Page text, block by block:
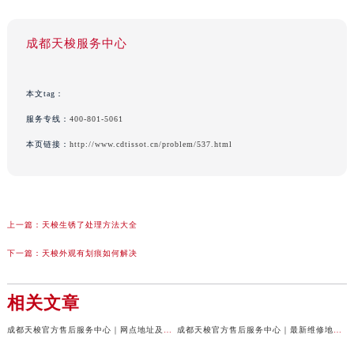
成都天梭服务中心
本文tag：
服务专线： 400-801-5061
本页链接： http://www.cdtissot.cn/problem/537.html
上一篇： 天梭生锈了处理方法大全
下一篇： 天梭外观有划痕如何解决
相关文章